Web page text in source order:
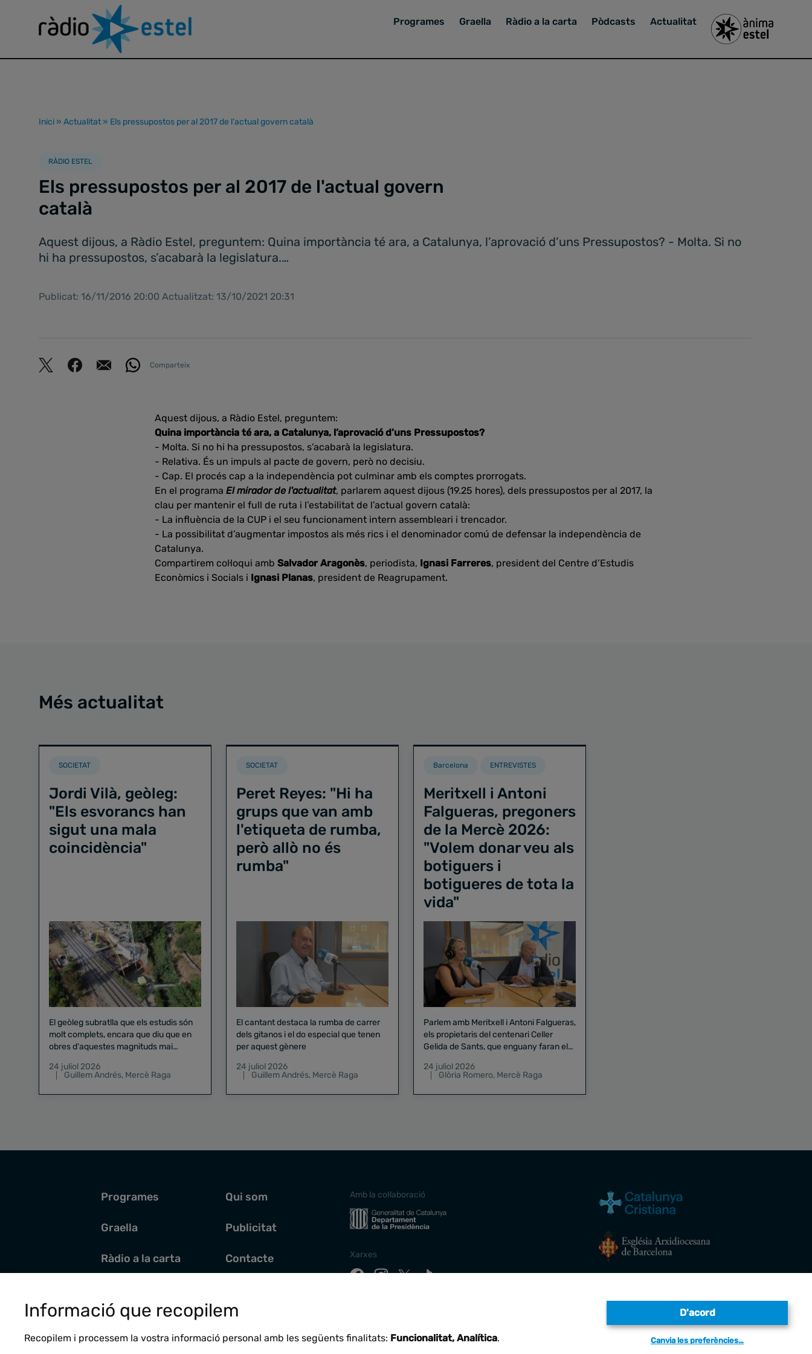
Programes Graella Ràdio a la carta Pòdcasts Actualitat
Inici » Actualitat » Els pressupostos per al 2017 de l'actual govern català
RÀDIO ESTEL
Els pressupostos per al 2017 de l'actual govern
català
Aquest dijous, a Ràdio Estel, preguntem: Quina importància té ara, a Catalunya, l’aprovació d’uns Pressupostos? - Molta. Si no
hi ha pressupostos, s’acabarà la legislatura.…
Publicat: 16/11/2016 20:00 Actualitzat: 13/10/2021 20:31
Comparteix
Aquest dijous, a Ràdio Estel, preguntem:
Quina importància té ara, a Catalunya, l’aprovació d’uns Pressupostos?
- Molta. Si no hi ha pressupostos, s’acabarà la legislatura.
- Relativa. És un impuls al pacte de govern, però no decisiu.
- Cap. El procés cap a la independència pot culminar amb els comptes prorrogats.
En el programa El mirador de l'actualitat, parlarem aquest dijous (19.25 hores), dels pressupostos per al 2017, la
clau per mantenir el full de ruta i l’estabilitat de l’actual govern català:
- La influència de la CUP i el seu funcionament intern assembleari i trencador.
- La possibilitat d’augmentar impostos als més rics i el denominador comú de defensar la independència de
Catalunya.
Compartirem col·loqui amb Salvador Aragonès, periodista, Ignasi Farreres, president del Centre d’Estudis
Econòmics i Socials i Ignasi Planas, president de Reagrupament.
Més actualitat
SOCIETAT
Jordi Vilà, geòleg:
"Els esvorancs han
sigut una mala
coincidència"
El geòleg subratlla que els estudis són
molt complets, encara que diu que en
obres d'aquestes magnituds mai
24 juliol 2026
Guillem Andrés, Mercè Raga
SOCIETAT
Peret Reyes: "Hi ha
grups que van amb
l'etiqueta de rumba,
però allò no és
rumba"
El cantant destaca la rumba de carrer
dels gitanos i el do especial que tenen
per aquest gènere
24 juliol 2026
Guillem Andrés, Mercè Raga
Barcelona ENTREVISTES
Meritxell i Antoni
Falgueras, pregoners
de la Mercè 2026:
"Volem donar veu als
botiguers i
botigueres de tota la
vida"
Parlem amb Meritxell i Antoni Falgueras,
els propietaris del centenari Celler
Gelida de Sants, que enguany faran el
24 juliol 2026
Glòria Romero, Mercè Raga
Programes
Graella
Ràdio a la carta
Actualitat
Qui som
Publicitat
Contacte
Amb la col·laboració
Xarxes
Informació que recopilem
Recopilem i processem la vostra informació personal amb les següents finalitats: Funcionalitat, Analítica.
D'acord
Canvia les preferències…